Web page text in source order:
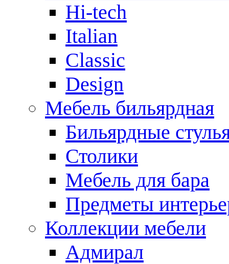
Hi-tech
Italian
Сlassic
Design
Мебель бильярдная
Бильярдные
Столики
Мебель для бара
Предметы
Коллекции мебели
Адмирал